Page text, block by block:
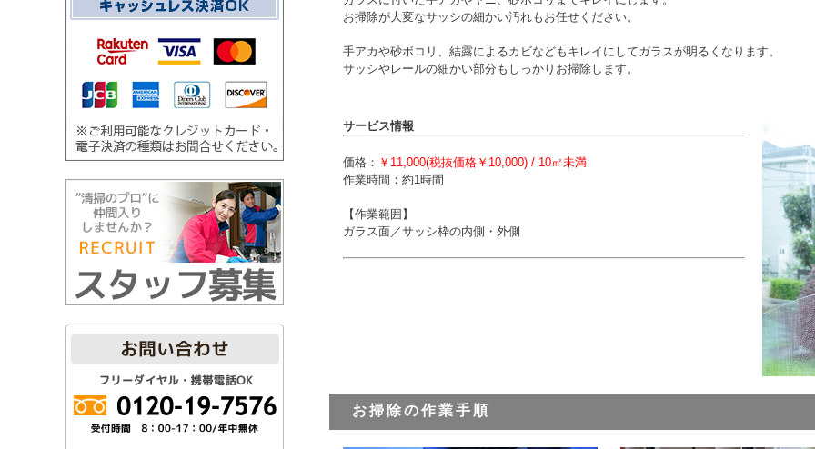
お掃除が大変なサッシの細かい汚れもお任せください。
手アカや砂ボコリ、結露によるカビなどもキレイにしてガラスが明るくなります。
サッシやレールの細かい部分もしっかりお掃除します。
サービス情報
価格： ￥11,000(税抜価格￥10,000) / 10㎡未満
作業時間：約1時間
【作業範囲】
ガラス面／サッシ枠の内側・外側
お掃除の作業手順